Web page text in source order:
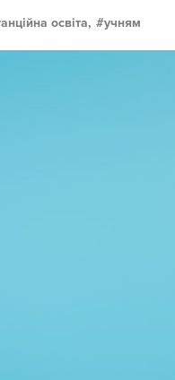
освіта, учням